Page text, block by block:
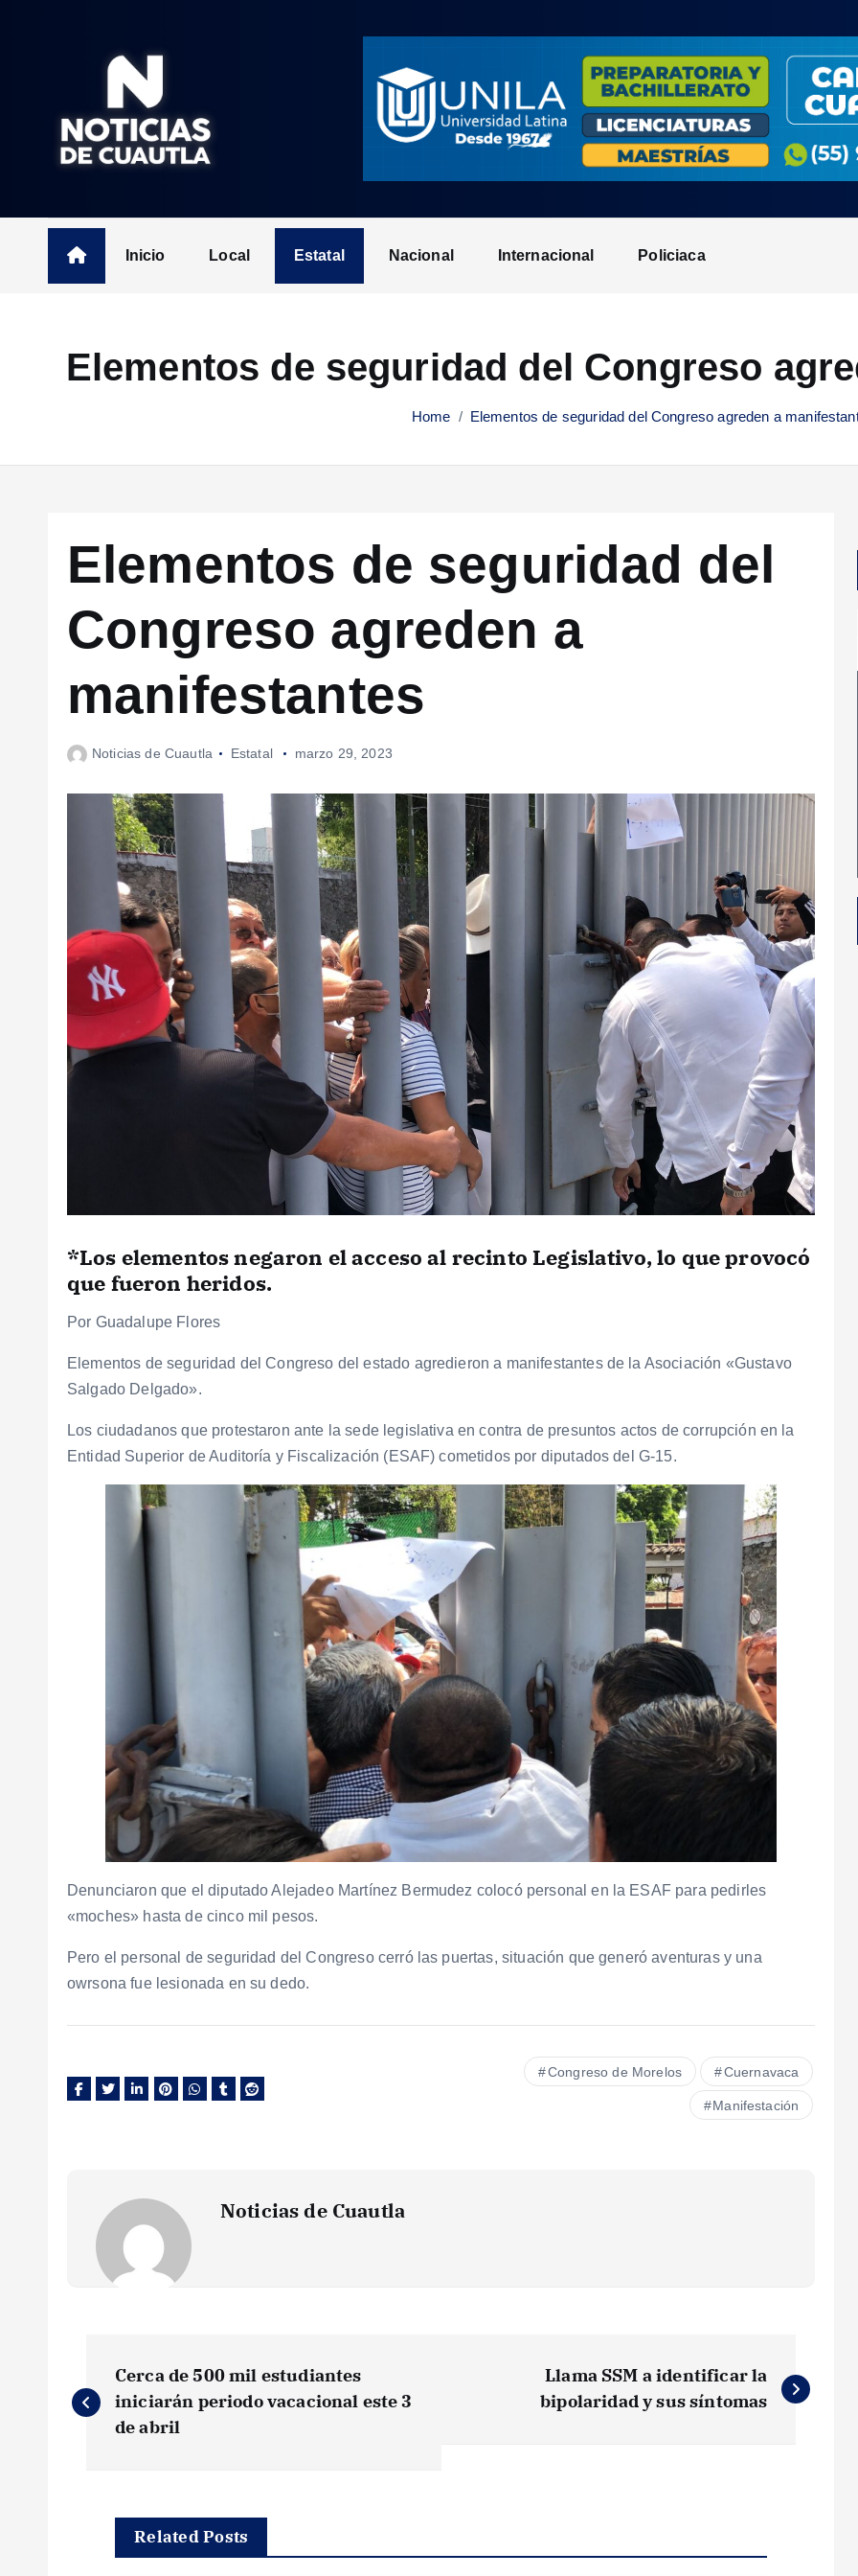
n
Inicio Local Estatal Nacional Internacional Policiaca
Elementos de seguridad del Congreso
Home Elementos de seguridad del Congreso agreden a
Elementos de seguridad del
Congreso agreden a
manifestantes
Noticias de Cuautla Estatal marzo 29, 2023
*Los elementos negaron el acceso al recinto Legislativo, lo que provocó
que fueron heridos.
Por Guadalupe Flores
Elementos de seguridad del Congreso del estado agredieron a manifestantes de la Asociación «Gustavo
Salgado Delgado».
Los ciudadanos que protestaron ante la sede legislativa en contra de presuntos actos de corrupción en la
Entidad Superior de Auditoría y Fiscalización (ESAF) cometidos por diputados del G-15.
Denunciaron que el diputado Alejadeo Martínez Bermudez colocó personal en la ESAF para pedirles
«moches» hasta de cinco mil pesos.
Pero el personal de seguridad del Congreso cerró las puertas, situación que generó aventuras y una
owrsona fue lesionada en su dedo.
Congreso de Morelos Cuernavaca
Manifestación
Noticias de Cuautla
a
Cerca de 500 mil estudiantes
iniciarán periodo vacacional este 3
de abril
Llama SSM a identificar la
bipolaridad y sus síntomas
Related Posts